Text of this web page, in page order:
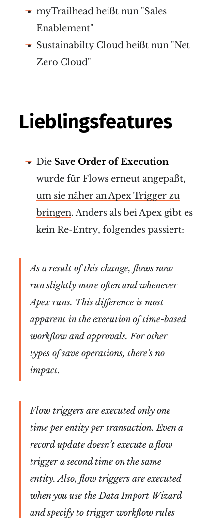
myTrailhead heißt nun "Sales
Enablement"
Sustainabilty Cloud heißt nun "Net
Zero Cloud"
Lieblingsfeatures
Die Save Order of Execution
wurde für Flows erneut angepaßt,
um sie näher an Apex Trigger zu
bringen. Anders als bei Apex gibt es
kein Re-Entry, folgendes passiert:
As a result of this change, flows now
run slightly more often and whenever
Apex runs. This difference is most
apparent in the execution of time-based
workflow and approvals. For other
types of save operations, there’s no
impact.
Flow triggers are executed only one
time per entity per transaction. Even a
record update doesn’t execute a flow
trigger a second time on the same
entity. Also, flow triggers are executed
when you use the Data Import Wizard
and specify to trigger workflow rules